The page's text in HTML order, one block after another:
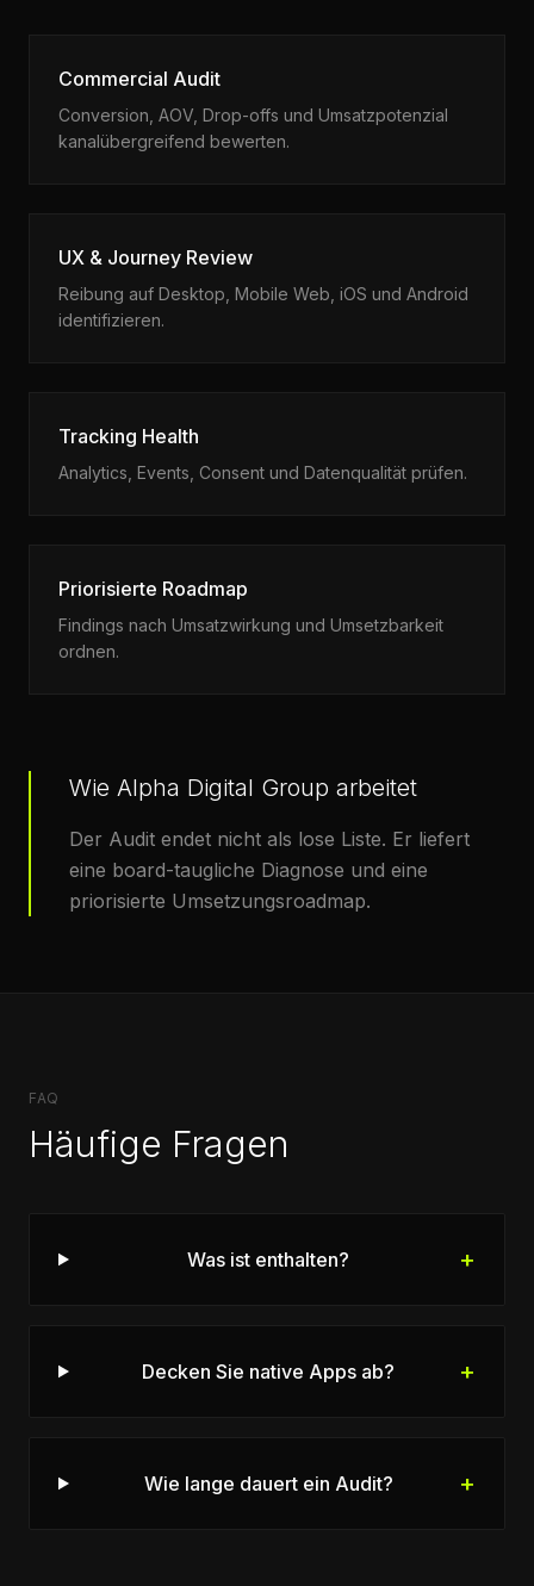
Commercial Audit
Conversion, AOV, Drop-offs und Umsatzpotenzial
kanalübergreifend bewerten.
UX & Journey Review
Reibung auf Desktop, Mobile Web, iOS und Android
identifizieren.
Tracking Health
Analytics, Events, Consent und Datenqualität prüfen.
Priorisierte Roadmap
Findings nach Umsatzwirkung und Umsetzbarkeit
ordnen.
Wie Alpha Digital Group arbeitet
Der Audit endet nicht als lose Liste. Er liefert
eine board-taugliche Diagnose und eine
priorisierte Umsetzungsroadmap.
FAQ
Häufige Fragen
Was ist enthalten? +
Decken Sie native Apps ab? +
Wie lange dauert ein Audit? +